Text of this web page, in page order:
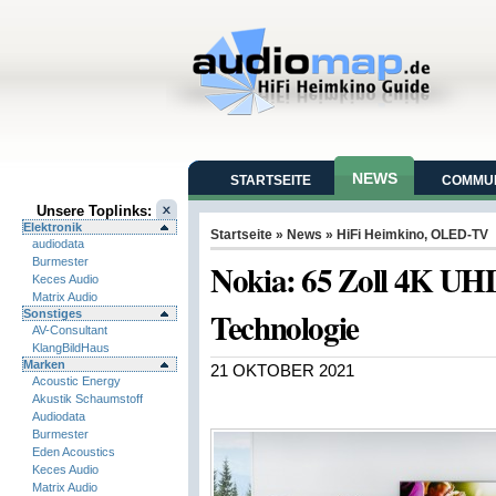
Unsere Toplinks:
Elektronik
audiodata
Burmester
Keces Audio
Matrix Audio
Sonstiges
AV-Consultant
KlangBildHaus
Marken
Acoustic Energy
Akustik Schaumstoff
Audiodata
Burmester
Eden Acoustics
Keces Audio
Matrix Audio
STARTSEITE NEWS
Startseite » News » HiFi Heimkino, OLED-TV
Nokia: 65 Zoll 4K
Technologie
21 OKTOBER 2021